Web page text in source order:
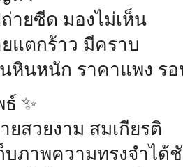
ถ่ายซีด มองไม่เห็น
ยแตกร้าว มีคราบ
นหินหนัก ราคาแพง ร
✨
ยสวยงาม สมเกียรติ
บภาพความทรงจำได้